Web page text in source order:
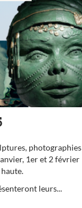
photographies
1er et 2 février
leurs...